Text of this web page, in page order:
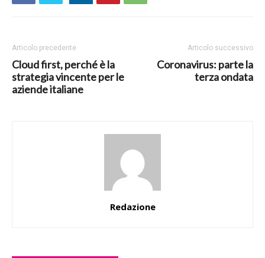
Articolo precedente
Cloud first, perché è la
strategia vincente per le
aziende italiane
Articolo successivo
Coronavirus: parte la
terza ondata
Redazione